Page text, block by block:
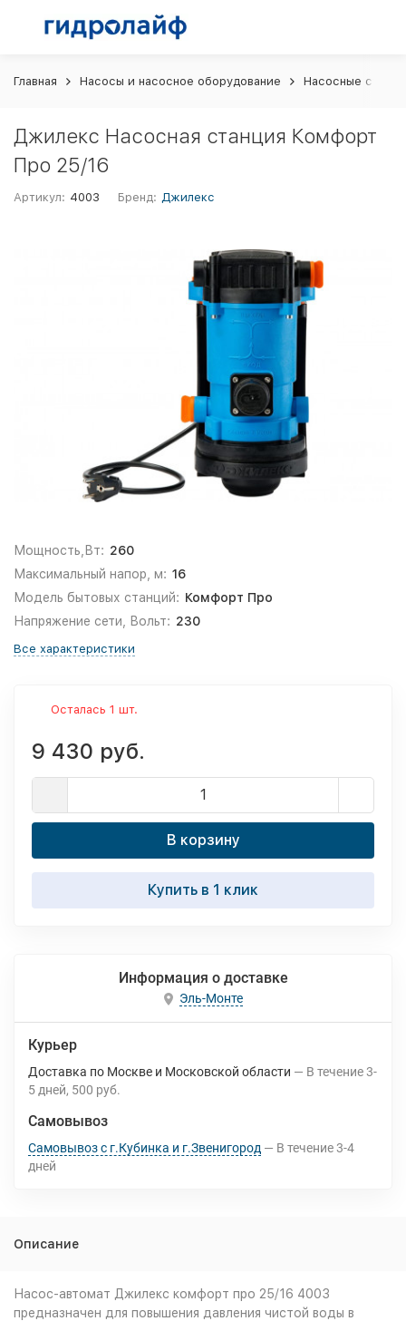
Главная Насосы и насосное оборудование Насосные
Джилекс Насосная станция Комфорт
Про 25/16
Артикул: 4003 Бренд: Джилекс
Мощность,Вт: 260
Максимальный напор, м: 16
Модель бытовых станций: Комфорт Про
Напряжение сети, Вольт: 230
Все характеристики
Осталась 1 шт.
9 430 руб.
В корзину
Купить в 1 клик
Информация о доставке
Эль-Монте
Курьер
Доставка по Москве и Московской области В течение3-
5 дней 500 руб.
Самовывоз
Самовывоз с г.Кубинка и г.Звенигород В течение3-4
дней
Описание
Насос-автомат Джилекс комфорт про 25/16 4003
предназначен для повышения давления чистой воды в